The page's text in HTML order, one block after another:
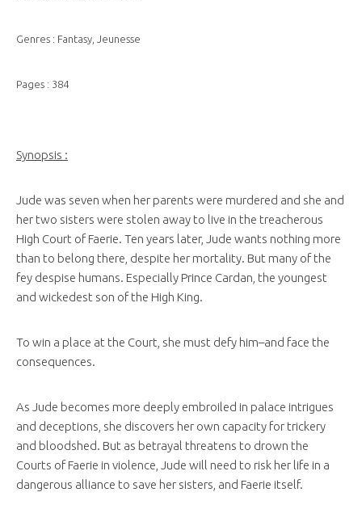
Genres : Fantasy, Jeunesse
Pages : 384
Synopsis :
Jude was seven when her parents were murdered and she and
her two sisters were stolen away to live in the treacherous
High Court of Faerie. Ten years later, Jude wants nothing more
than to belong there, despite her mortality. But many of the
fey despise humans. Especially Prince Cardan, the youngest
and wickedest son of the High King.
To win a place at the Court, she must defy him–and face the
consequences.
As Jude becomes more deeply embroiled in palace intrigues
and deceptions, she discovers her own capacity for trickery
and bloodshed. But as betrayal threatens to drown the
Courts of Faerie in violence, Jude will need to risk her life in a
dangerous alliance to save her sisters, and Faerie itself.